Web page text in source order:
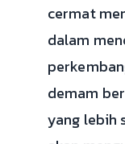
cermat
dalam
demam
yang lebih